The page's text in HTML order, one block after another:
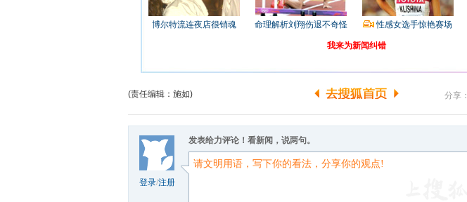
博尔特流连夜店很销魂 命理解析刘翔伤退不奇怪 性感女选手惊艳赛场
我来为新闻纠错
(责任编辑：施如) 分享：
登录/注册
发表给力评论！看新闻，说两句。